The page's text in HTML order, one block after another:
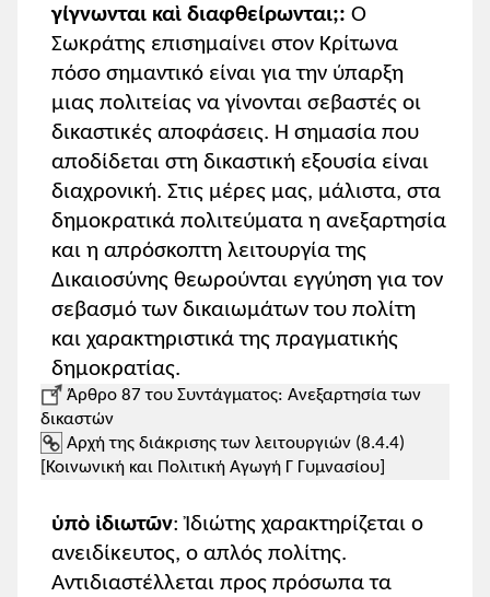
Η εκφορά των προτάσεωνδεν θα
διδαχθεί.
Ασκήσεις
Σελ. 78: 1, 2
Οι μαθητές/τριες ασκούνται στην
αναγνώριση των ειδών του μορίου ἄν.
Σελ. 78-79: 3-4, 5-7.
Οι μαθητές/τριες αναγνωρίζουν το είδος
και τη συντακτική θέση των
δευτερευουσών ονοματικών
προτάσεων, χωρίς να ζητείται η εκφορά
τους.
Κλείσιμο
γίγνωνται καὶ διαφθείρωνται;: Ο
Σωκράτης επισημαίνει στον Κρίτωνα
πόσο σημαντικό είναι για την ύπαρξη
μιας πολιτείας να γίνονται σεβαστές οι
δικαστικές αποφάσεις. Η σημασία που
αποδίδεται στη δικαστική εξουσία είναι
διαχρονική. Στις μέρες μας, μάλιστα, στα
δημοκρατικά πολιτεύματα η ανεξαρτησία
και η απρόσκοπτη λειτουργία της
Δικαιοσύνης θεωρούνται εγγύηση για τον
σεβασμό των δικαιωμάτων του πολίτη
και χαρακτηριστικά της πραγματικής
δημοκρατίας.
Άρθρο 87 του Συντάγματος: Ανεξαρτησία των
δικαστών
Aρχή της διάκρισης των λειτουργιών (8.4.4)
[Κοινωνική και Πολιτική Αγωγή Γ Γυμνασίου]
ὑπὸ ἰδιωτῶν: Ἰδιώτης χαρακτηρίζεται ο
ανειδίκευτος, ο απλός πολίτης.
Αντιδιαστέλλεται προς πρόσωπα τα